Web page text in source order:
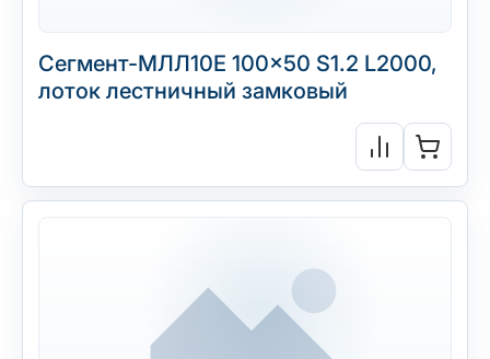
Сегмент-МЛЛ10Е 100×50 S1.2 L2000,
лоток лестничный замковый